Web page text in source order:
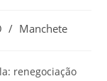
/ Manchete